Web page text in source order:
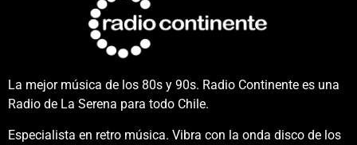
La mejor música de los 80s y 90s. Radio Continente es una
Radio de La Serena para todo Chile.
Especialista en retro música. Vibra con la onda disco de los